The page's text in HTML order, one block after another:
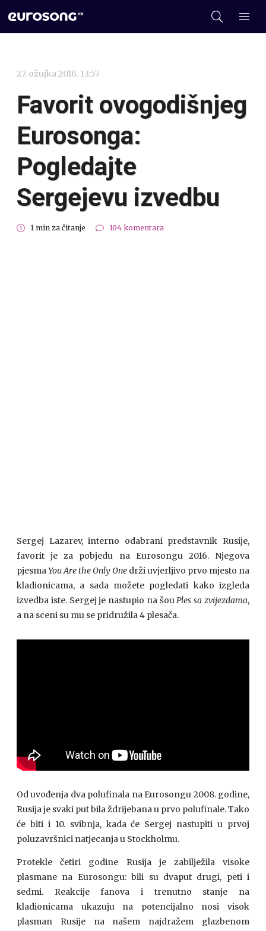
27. ožujka 2016. 13:57
Favorit ovogodišnjeg
Eurosonga:
Pogledajte
Sergejevu izvedbu
1 min za čitanje 104 komentara
Sergej Lazarev, interno odabrani predstavnik Rusije,
favorit je za pobjedu na Eurosongu 2016. Njegova
pjesmaYou Are the Only One drži uvjerljivo prvo mjesto na
kladionicama, a sada možete pogledati kako izgleda
izvedba iste. Sergej je nastupio na šouPles sa zvijezdama,
a na sceni su mu se pridružila 4 plesača.
Od uvođenja dva polufinala na Eurosongu 2008. godine,
Rusija je svaki put bila ždrijebana u prvo polufinale. Tako
će biti i 10. svibnja, kada će Sergej nastupiti u prvoj
poluzavršnici natjecanja u Stockholmu.
Protekle četiri godine Rusija je zabilježila visoke
plasmane na Eurosongu: bili su dvaput drugi, peti i
sedmi. Reakcije fanova i trenutno stanje na
kladionicama ukazuju na potencijalno nosi visok
plasman Rusije na našem najdražem glazbenom